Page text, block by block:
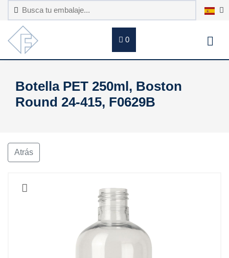
0
Botella PET 250ml, Boston
Round 24-415, F0629B
Atrás